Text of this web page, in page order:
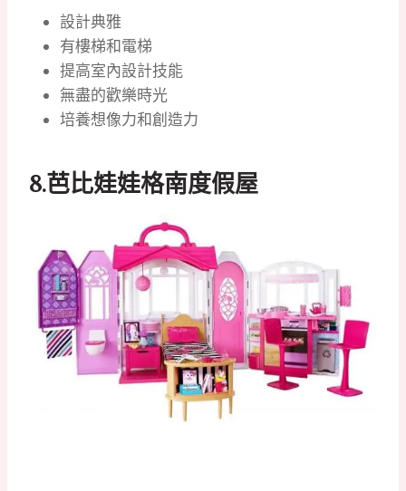
設計典雅
有樓梯和電梯
提高室內設計技能
無盡的歡樂時光
培養想像力和創造力
8.芭比娃娃格南度假屋